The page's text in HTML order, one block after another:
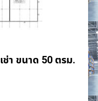
ช่า ขนาด 50 ตรม.